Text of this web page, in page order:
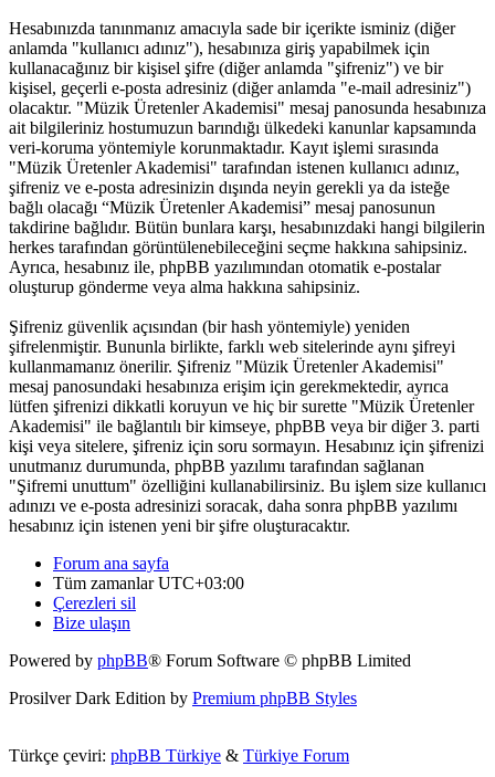
Hesabınızda tanınmanız amacıyla sade bir içerikte isminiz (diğer
anlamda "kullanıcı adınız"), hesabınıza giriş yapabilmek için
kullanacağınız bir kişisel şifre (diğer anlamda "şifreniz") ve bir
kişisel, geçerli e-posta adresiniz (diğer anlamda "e-mail adresiniz")
olacaktır. "Müzik Üretenler Akademisi" mesaj panosunda hesabınıza
ait bilgileriniz hostumuzun barındığı ülkedeki kanunlar kapsamında
veri-koruma yöntemiyle korunmaktadır. Kayıt işlemi sırasında
"Müzik Üretenler Akademisi" tarafından istenen kullanıcı adınız,
şifreniz ve e-posta adresinizin dışında neyin gerekli ya da isteğe
bağlı olacağı “Müzik Üretenler Akademisi” mesaj panosunun
takdirine bağlıdır. Bütün bunlara karşı, hesabınızdaki hangi bilgilerin
herkes tarafından görüntülenebileceğini seçme hakkına sahipsiniz.
Ayrıca, hesabınız ile, phpBB yazılımından otomatik e-postalar
oluşturup gönderme veya alma hakkına sahipsiniz.
Şifreniz güvenlik açısından (bir hash yöntemiyle) yeniden
şifrelenmiştir. Bununla birlikte, farklı web sitelerinde aynı şifreyi
kullanmamanız önerilir. Şifreniz "Müzik Üretenler Akademisi"
mesaj panosundaki hesabınıza erişim için gerekmektedir, ayrıca
lütfen şifrenizi dikkatli koruyun ve hiç bir surette "Müzik Üretenler
Akademisi" ile bağlantılı bir kimseye, phpBB veya bir diğer 3. parti
kişi veya sitelere, şifreniz için soru sormayın. Hesabınız için şifrenizi
unutmanız durumunda, phpBB yazılımı tarafından sağlanan
"Şifremi unuttum" özelliğini kullanabilirsiniz. Bu işlem size kullanıcı
adınızı ve e-posta adresinizi soracak, daha sonra phpBB yazılımı
hesabınız için istenen yeni bir şifre oluşturacaktır.
Forum ana sayfa
Tüm zamanlarUTC+03:00
Çerezleri sil
Bize ulaşın
Powered by phpBB® Forum Software © phpBB Limited
Prosilver Dark Edition by Premium phpBB Styles
Türkçe çeviri: phpBB Türkiye & Türkiye Forum